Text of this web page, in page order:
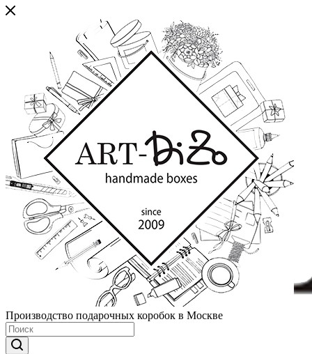
Производство подарочных коробок в Москве